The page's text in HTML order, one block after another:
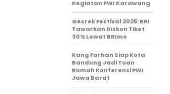
Kegiatan PWI Karawang
Gesrek Festival 2025: BRI
Tawarkan Diskon Tiket
30% Lewat BRImo
Kang Farhan Siap Kota
Bandung Jadi Tuan
Rumah Konferensi PWI
Jawa Barat